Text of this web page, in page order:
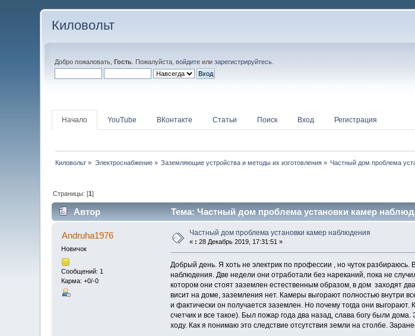
Киловольт
Добро пожаловать,Гость . Пожалуйста,войдите илизарегистрируйтесь
Начало YouTube ВКонтакте Статьи Поиск Вход Регистрация
Киловольт » Электроснабжение» Заземляющие устройства и методы их изготовления » Частный дом проблема
Страницы: [1]
Автор Тема: Частный дом проблема установки камер
Andruha1976
Новичок
Сообщений: 1
Карма: +0/-0
Частный дом проблема установки камер наблюдения
« : 28 Декабрь 2019, 17:31:51 »
Добрый день. Я хоть не электрик по профессии , но чуток
наблюдения. Две недели они отработали без нареканий, пока не
котором они стоят заземлен естественным образом, в дом заходят
висит на доме, заземления нет. Камеры выгорают полностью внутри
и фактически он получается заземлен. Но почему тогда они
счетчик и все такое). Был пожар года два назад, слава богу были
ходу. Как я понимаю это следствие отсутствия земли на столбе.